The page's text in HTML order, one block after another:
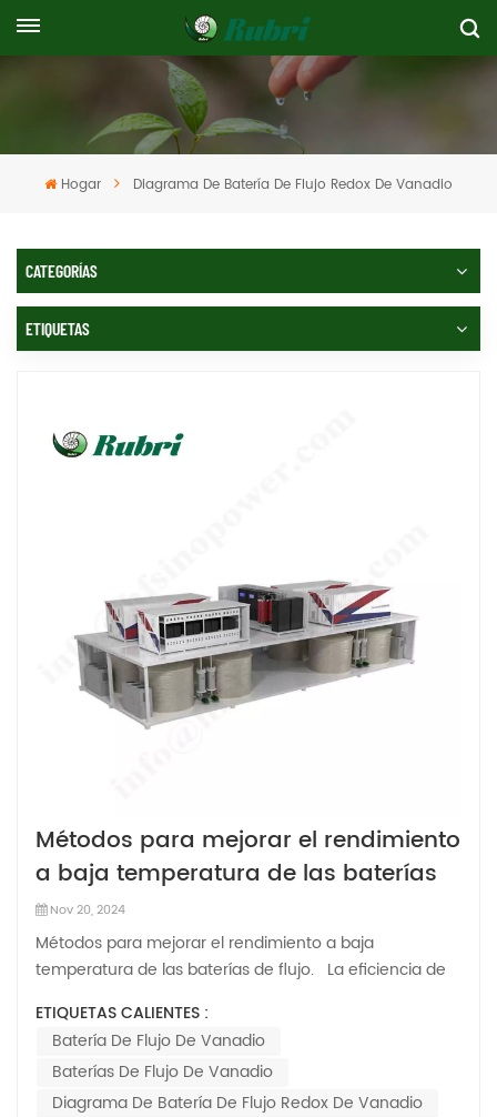
Hogar Diagrama De Batería De Flujo Redox De Vanadio
CATEGORÍAS
ETIQUETAS
Métodos para mejorar el rendimiento
a baja temperatura de las baterías
de flujo.
Nov 20, 2024
Métodos para mejorar el rendimiento a baja
temperatura de las baterías de flujo. La eficiencia de
significativamente a bajas temperaturas, y los iones de
vanadio divalentes se precipitarán en los electrolitos...
ETIQUETAS CALIENTES :
Batería De Flujo De Vanadio
Baterías De Flujo De Vanadio
Diagrama De Batería De Flujo Redox De Vanadio